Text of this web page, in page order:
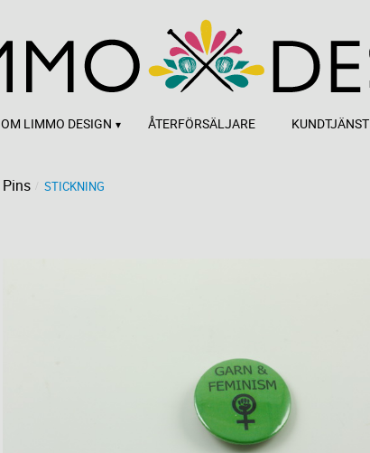
OM LIMMO DESIGN ÅTERFÖRSÄLJARE KUNDTJÄNST
Pins STICKNING